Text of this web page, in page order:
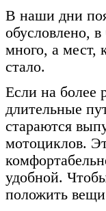
В наши дни
обусловлено,
много, а мест,
стало.
Если на более
длительные
стараются
мотоциклов.
удобной.
положить